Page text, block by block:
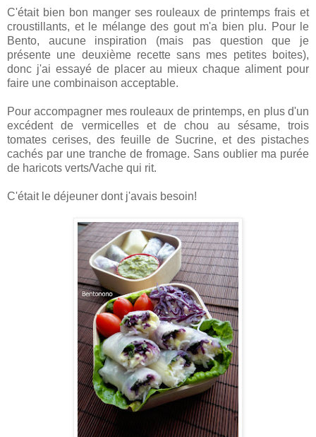
C'était bien bon manger ses rouleaux de printemps frais et
croustillants, et le mélange des gout m'a bien plu. Pour le
Bento, aucune inspiration (mais pas question que je
présente une deuxième recette sans mes petites boites),
donc j'ai essayé de placer au mieux chaque aliment pour
faire une combinaison acceptable.
Pour accompagner mes rouleaux de printemps, en plus d'un
excédent de vermicelles et de chou au sésame, trois
tomates cerises, des feuille de Sucrine, et des pistaches
cachés par une tranche de fromage. Sans oublier ma purée
de haricots verts/Vache qui rit.
C'était le déjeuner dont j'avais besoin!